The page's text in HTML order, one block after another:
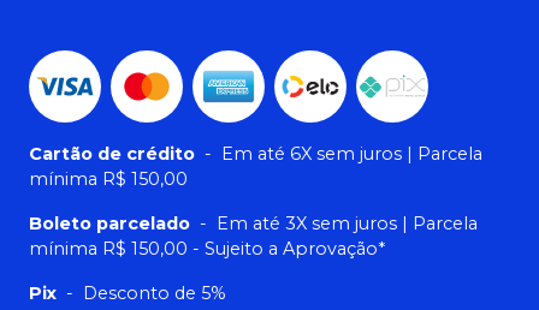
Cartão de crédito - Em até 6X sem juros | Parcela
mínima R$ 150,00
Boleto parcelado - Em até 3X sem juros | Parcela
mínima R$ 150,00 - Sujeito a Aprovação*
Pix - Desconto de 5%